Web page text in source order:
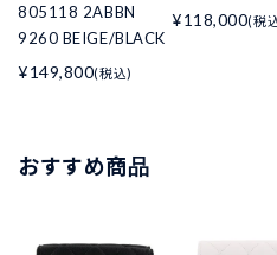
805118 2ABBN
9260 BEIGE/BLACK
¥149,800(税込)
¥118,000(税
おすすめ商品